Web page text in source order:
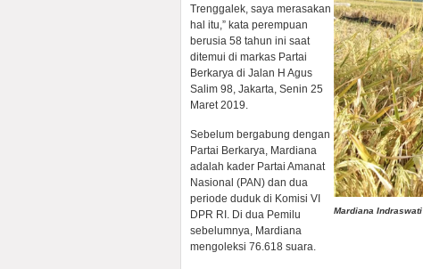
Mardiana Indraswati
Trenggalek, saya merasakan
hal itu,” kata perempuan
berusia 58 tahun ini saat
ditemui di markas Partai
Berkarya di Jalan H Agus
Salim 98, Jakarta, Senin 25
Maret 2019.
Sebelum bergabung dengan
Partai Berkarya, Mardiana
adalah kader Partai Amanat
Nasional (PAN) dan dua
periode duduk di Komisi VI
DPR RI. Di dua Pemilu
sebelumnya, Mardiana
mengoleksi 76.618 suara.